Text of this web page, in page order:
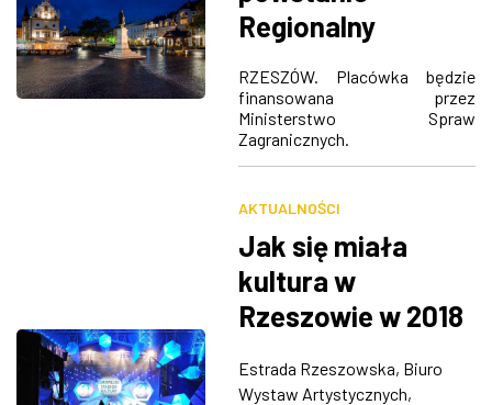
Regionalny
Ośrodek Debaty
Międzynarodowej
RZESZÓW. Placówka będzie
finansowana przez
Ministerstwo Spraw
Zagranicznych.
AKTUALNOŚCI
Jak się miała
kultura w
Rzeszowie w 2018
podsumowanie
Estrada Rzeszowska, Biuro
Wystaw Artystycznych,